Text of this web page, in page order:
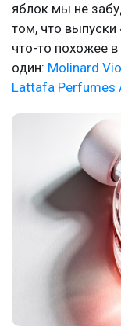
яблок мы не
том, что
что-то похожее
один: Molinard
Lattafa Perfumes